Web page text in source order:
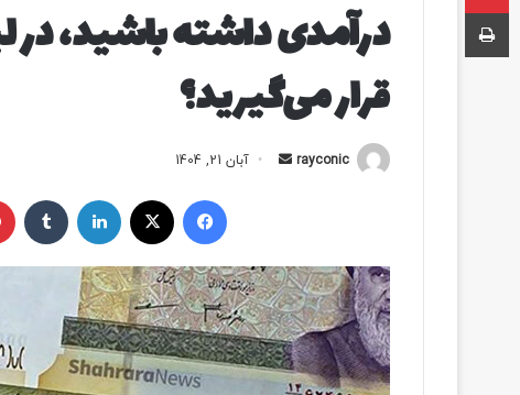
درآمدی داشته باشید،
قرار می‌گیرید؟
rayconic
ل
ب
ه
ا
ی
آبان 21, 1404
ایکس